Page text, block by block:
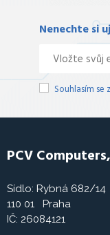
Nenechte si
Souhlasím
PCV
Sídlo: Rybná 682/14
110 01 Praha
IČ: 26084121